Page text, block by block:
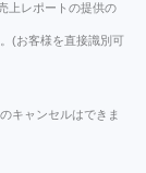
上レポートの提供の
(お客様を直接識別可
キャンセルはできま